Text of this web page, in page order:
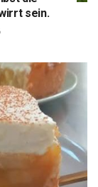
sein.